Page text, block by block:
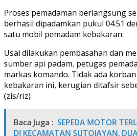
Proses pemadaman berlangsung
berhasil dipadamkan pukul 04.51
satu mobil pemadam kebakaran.
Usai dilakukan pembasahan dan
sumber api padam, petugas
markas komando. Tidak ada
kebakaran ini, kerugian ditafsir
(zis/riz)
Baca Juga : SEPEDA MOTOR
DI KECAMATAN SUTOJAYAN,